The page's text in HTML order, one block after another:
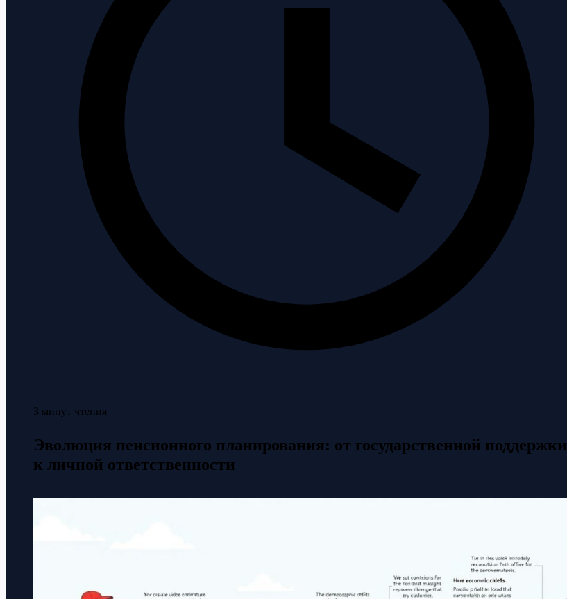
3 минут чтения
Эволюция пенсионного планирования: от государственной поддержки
к личной ответственности